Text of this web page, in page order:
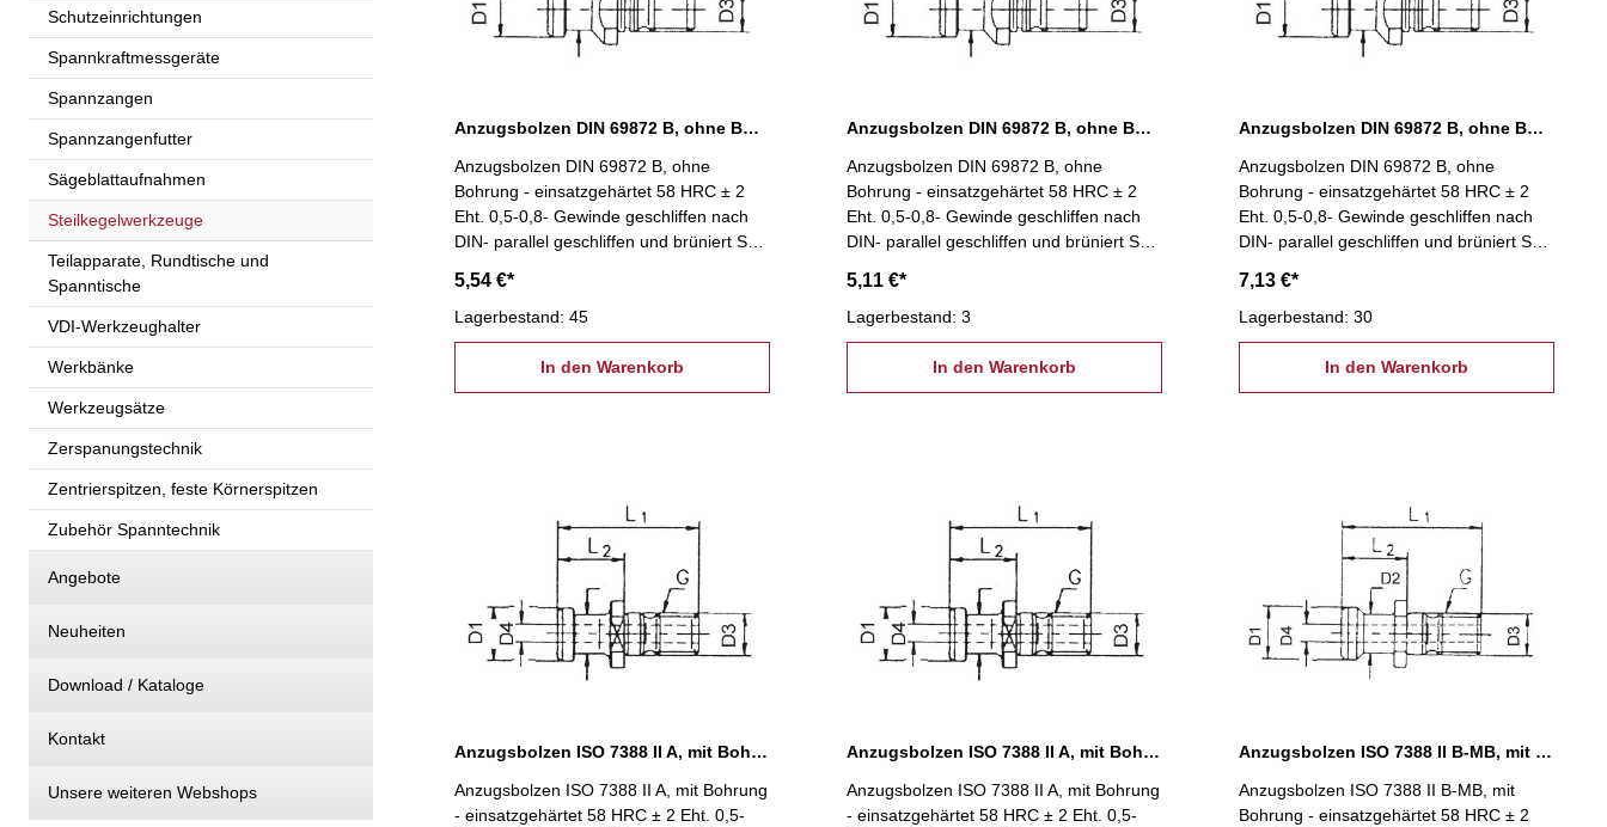
Schutzeinrichtungen
Spannkraftmessgeräte
Spannzangen
Spannzangenfutter
Sägeblattaufnahmen
Steilkegelwerkzeuge
Teilapparate, Rundtische und
Spanntische
VDI-Werkzeughalter
Werkbänke
Werkzeugsätze
Zerspanungstechnik
Zentrierspitzen, feste Körnerspitzen
Zubehör Spanntechnik
Angebote
Neuheiten
Download / Kataloge
Kontakt
Unsere weiteren Webshops
Anzugsbolzen DIN 69872 B, ohne Bohrung, SK 30
Anzugsbolzen DIN 69872 B, ohne
Bohrung - einsatzgehärtet 58 HRC ± 2
Eht. 0,5-0,8- Gewinde geschliffen nach
DIN- parallel geschliffen und brüniert SK
5,54 €*
Lagerbestand: 45
In den Warenkorb
Anzugsbolzen DIN 69872 B, ohne Bohrung, SK 40
Anzugsbolzen DIN 69872 B, ohne
Bohrung - einsatzgehärtet 58 HRC ± 2
Eht. 0,5-0,8- Gewinde geschliffen nach
DIN- parallel geschliffen und brüniert SK
5,11 €*
Lagerbestand: 3
In den Warenkorb
Anzugsbolzen DIN 69872 B, ohne Bohrung, SK 50
Anzugsbolzen DIN 69872 B, ohne
Bohrung - einsatzgehärtet 58 HRC ± 2
Eht. 0,5-0,8- Gewinde geschliffen nach
DIN- parallel geschliffen und brüniert SK
7,13 €*
Lagerbestand: 30
In den Warenkorb
Anzugsbolzen ISO 7388 II A, mit Bohrung, SK 40
Anzugsbolzen ISO 7388 II A, mit Bohrung
- einsatzgehärtet 58 HRC ± 2 Eht. 0,5-
Anzugsbolzen ISO 7388 II A, mit Bohrung, SK 50
Anzugsbolzen ISO 7388 II A, mit Bohrung
- einsatzgehärtet 58 HRC ± 2 Eht. 0,5-
Anzugsbolzen ISO 7388 II B-MB, mit Bohrung, SK 40
Anzugsbolzen ISO 7388 II B-MB, mit
Bohrung - einsatzgehärtet 58 HRC ± 2